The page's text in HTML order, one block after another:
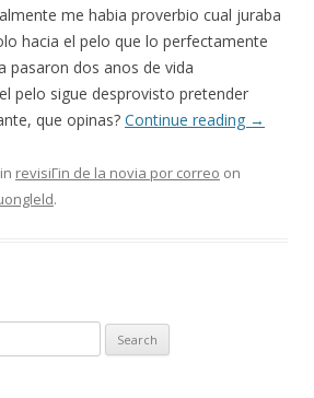
me habia proverbio cual juraba
hacia el pelo que lo perfectamente
pasaron dos anos de vida
pelo sigue desprovisto pretender
que opinas? Continue reading →
revisiГіn de la novia por correo on
.